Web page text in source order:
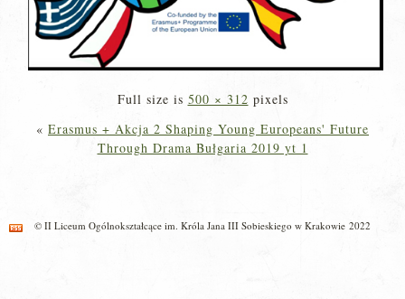
Full size is 500 × 312 pixels
« Erasmus + Akcja 2 Shaping Young Europeans' Future
Through Drama Bułgaria 2019 yt 1
© II Liceum Ogólnokształcące im. Króla Jana III Sobieskiego w Krakowie 2022